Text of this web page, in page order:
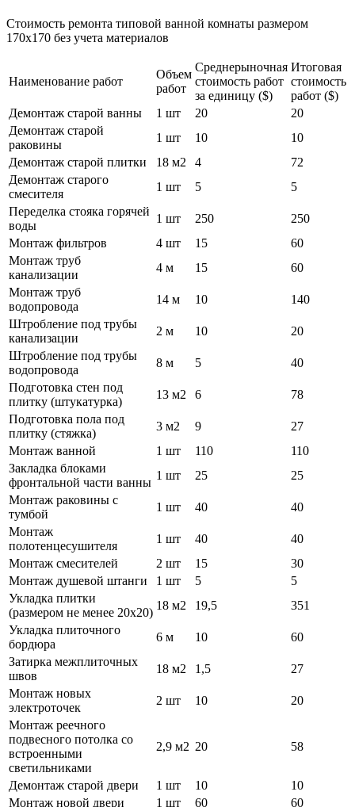
Стоимость ремонта типовой ванной комнаты размером
170х170 без учета материалов
Наименование работ
Объем
работ
Среднерыночная
стоимость работ
за единицу ($)
Итоговая
стоимость
работ ($)
Демонтаж старой ванны
1 шт 20
20
Демонтаж старой
раковины
1 шт 10
10
Демонтаж старой плитки
18 м2 4
72
Демонтаж старого
смесителя
1 шт 5
5
Переделка стояка горячей
воды
1 шт 250
250
Монтаж фильтров
4 шт 15
60
Монтаж труб
канализации
4 м 15
60
Монтаж труб
водопровода
14 м 10
140
Штробление под трубы
канализации
2 м 10
20
Штробление под трубы
водопровода
8 м 5
40
Подготовка стен под
плитку (штукатурка)
13 м2 6
78
Подготовка пола под
плитку (стяжка)
3 м2 9
27
Монтаж ванной
1 шт 110
110
Закладка блоками
фронтальной части ванны
1 шт 25
25
Монтаж раковины с
тумбой
1 шт 40
40
Монтаж
полотенцесушителя
1 шт 40
40
Монтаж смесителей
2 шт 15
30
Монтаж душевой штанги
1 шт 5
5
Укладка плитки
(размером не менее 20х20)
18 м2 19,5
351
Укладка плиточного
бордюра
6 м 10
60
Затирка межплиточных
швов
18 м2 1,5
27
Монтаж новых
электроточек
2 шт 10
20
Монтаж реечного
подвесного потолка со
встроенными
светильниками
2,9 м2 20 58
Демонтаж старой двери 1 шт 10
10
Монтаж новой двери
1 шт 60 60